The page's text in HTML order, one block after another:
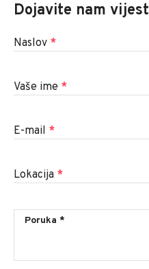
Dojavite nam vijest
Naslov *
Vaše ime *
E-mail *
Lokacija *